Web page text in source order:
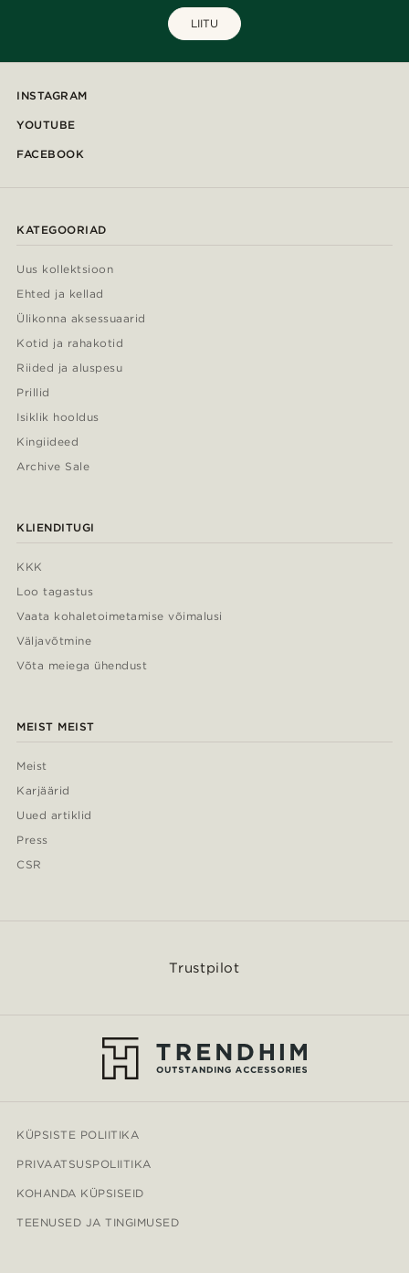
LIITU
INSTAGRAM
YOUTUBE
FACEBOOK
KATEGOORIAD
Uus kollektsioon
Ehted ja kellad
Ülikonna aksessuaarid
Kotid ja rahakotid
Riided ja aluspesu
Prillid
Isiklik hooldus
Kingiideed
Archive Sale
KLIENDITUGI
KKK
Loo tagastus
Vaata kohaletoimetamise võimalusi
Väljavõtmine
Võta meiega ühendust
MEIST MEIST
Meist
Karjäärid
Uued artiklid
Press
CSR
Trustpilot
KÜPSISTE POLIITIKA
PRIVAATSUSPOLIITIKA
KOHANDA KÜPSISEID
TEENUSED JA TINGIMUSED